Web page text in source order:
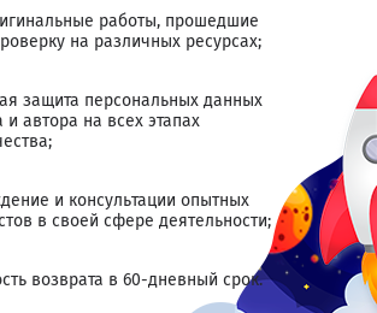
работы, прошедшие
на различных ресурсах;
защита персональных данных
и автора на всех этапах
и консультации опытных
в своей сфере деятельности;
возврата в 60-дневный срок.